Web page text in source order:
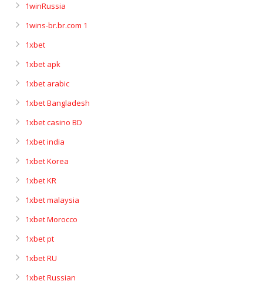
1winRussia
1wins-br.br.com 1
1xbet
1xbet apk
1xbet arabic
1xbet Bangladesh
1xbet casino BD
1xbet india
1xbet Korea
1xbet KR
1xbet malaysia
1xbet Morocco
1xbet pt
1xbet RU
1xbet Russian